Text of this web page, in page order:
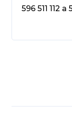
596 511 112